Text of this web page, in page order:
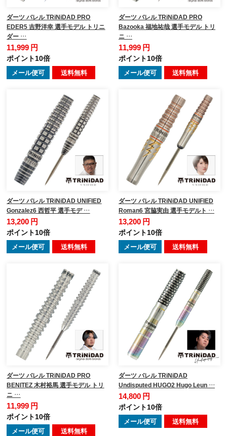
ダーツ バレル TRiNiDAD PRO
EDER5 吉野洋幸 選手モデル トリニ
ダー …
11,999 円
ポイント10倍
メール便可 送料無料
ダーツ バレル TRiNiDAD PRO
Bazooka 福地祐哉 選手モデル トリ
ニ …
11,999 円
ポイント10倍
メール便可 送料無料
ダーツ バレル TRiNiDAD UNIFIED
Gonzalez6 西哲平 選手モデ …
13,200 円
ポイント10倍
メール便可 送料無料
ダーツ バレル TRiNiDAD UNIFIED
Roman6 宮脇実由 選手モデルト …
13,200 円
ポイント10倍
メール便可 送料無料
ダーツ バレル TRiNiDAD PRO
BENITEZ 木村裕馬 選手モデル トリ
ニ …
11,999 円
ポイント10倍
メール便可 送料無料
ダーツ バレル TRiNiDAD
Undisputed HUGO2 Hugo Leun …
14,800 円
ポイント10倍
メール便可 送料無料